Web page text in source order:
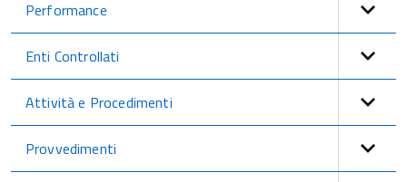
Performance
Enti Controllati
Attività e Procedimenti
Provvedimenti